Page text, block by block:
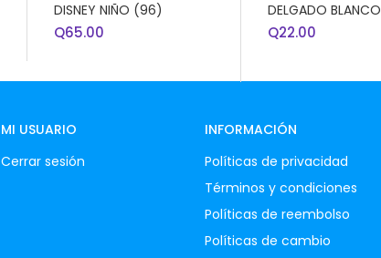
DISNEY NIÑO (96)
Q65.00
DELGADO BLANCO
Q22.00
MI USUARIO
Cerrar sesión
INFORMACIÓN
Políticas de privacidad
Términos y condiciones
Políticas de reembolso
Políticas de cambio